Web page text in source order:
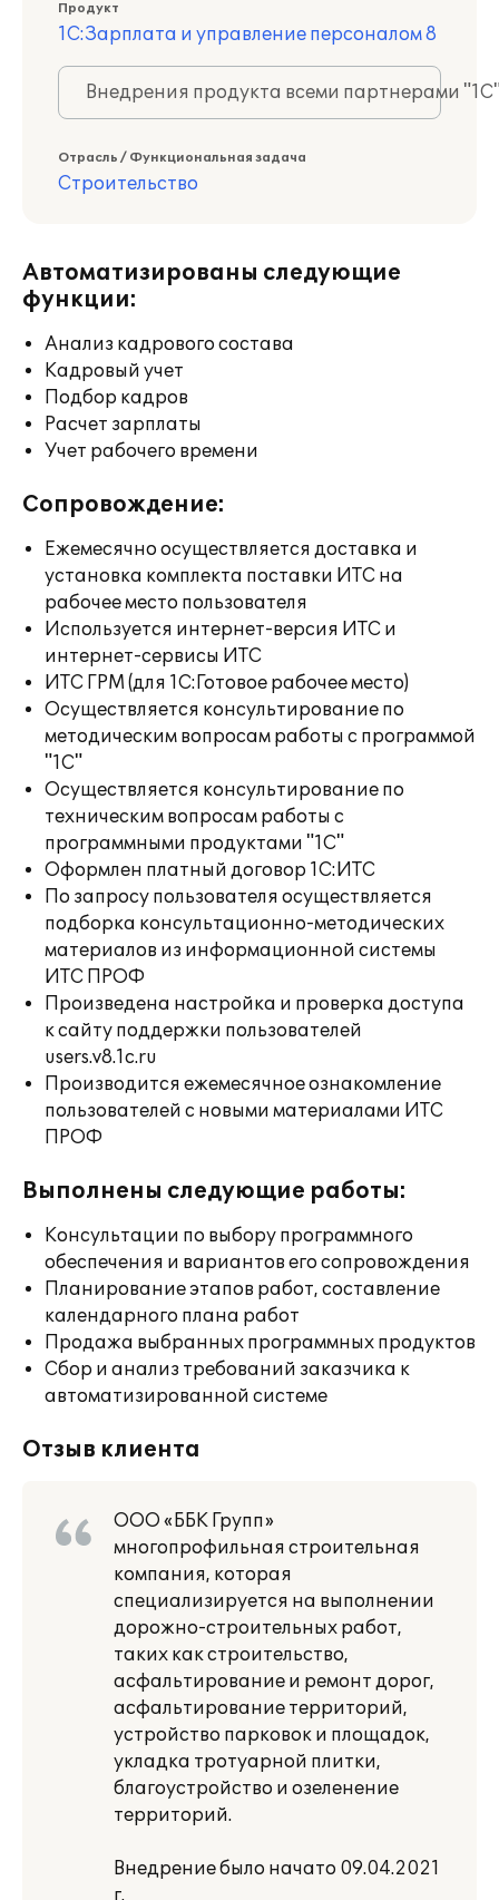
Продукт
1С:Зарплата и управление персоналом 8
Внедрения продукта всеми партнерами
Отрасль / Функциональная задача
Строительство
Автоматизированы следующие
функции:
Анализ кадрового состава
Кадровый учет
Подбор кадров
Расчет зарплаты
Учет рабочего времени
Сопровождение:
Ежемесячно осуществляется доставка и
установка комплекта поставки ИТС на
рабочее место пользователя
Используется интернет-версия ИТС и
интернет-сервисы ИТС
ИТС ГРМ (для 1С:Готовое рабочее место)
Осуществляется консультирование по
методическим вопросам работы с программой
"1С"
Осуществляется консультирование по
техническим вопросам работы с
программными продуктами "1С"
Оформлен платный договор 1С:ИТС
По запросу пользователя осуществляется
подборка консультационно-методических
материалов из информационной системы
ИТС ПРОФ
Произведена настройка и проверка доступа
к сайту поддержки пользователей
users.v8.1c.ru
Производится ежемесячное ознакомление
пользователей с новыми материалами ИТС
ПРОФ
Выполнены следующие работы:
Консультации по выбору программного
обеспечения и вариантов его сопровождения
Планирование этапов работ, составление
календарного плана работ
Продажа выбранных программных продуктов
Сбор и анализ требований заказчика к
автоматизированной системе
Отзыв клиента
ООО «ББК Групп»
многопрофильная строительная
компания, которая
специализируется на выполнении
дорожно-строительных работ,
таких как строительство,
асфальтирование и ремонт дорог,
асфальтирование территорий,
устройство парковок и площадок,
укладка тротуарной плитки,
благоустройство и озеленение
территорий.
Внедрение было начато 09.04.2021
г.